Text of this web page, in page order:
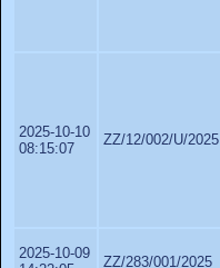
2025-10-10
08:15:07
ZZ/12/002/U/2025
2025-10-09
ZZ/283/001/2025